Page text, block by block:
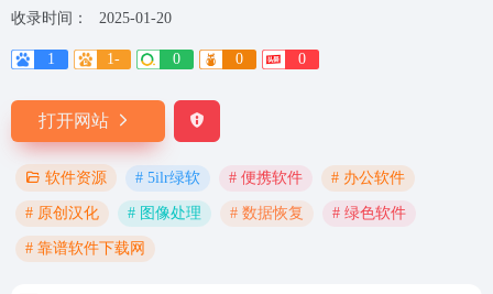
收录时间：
2025-01-20
1 1- 0 0 0
打开网站
软件资源 # 5ilr绿软 # 便携软件 # 办公软件
# 原创汉化 # 图像处理 # 数据恢复 # 绿色软件
# 靠谱软件下载网